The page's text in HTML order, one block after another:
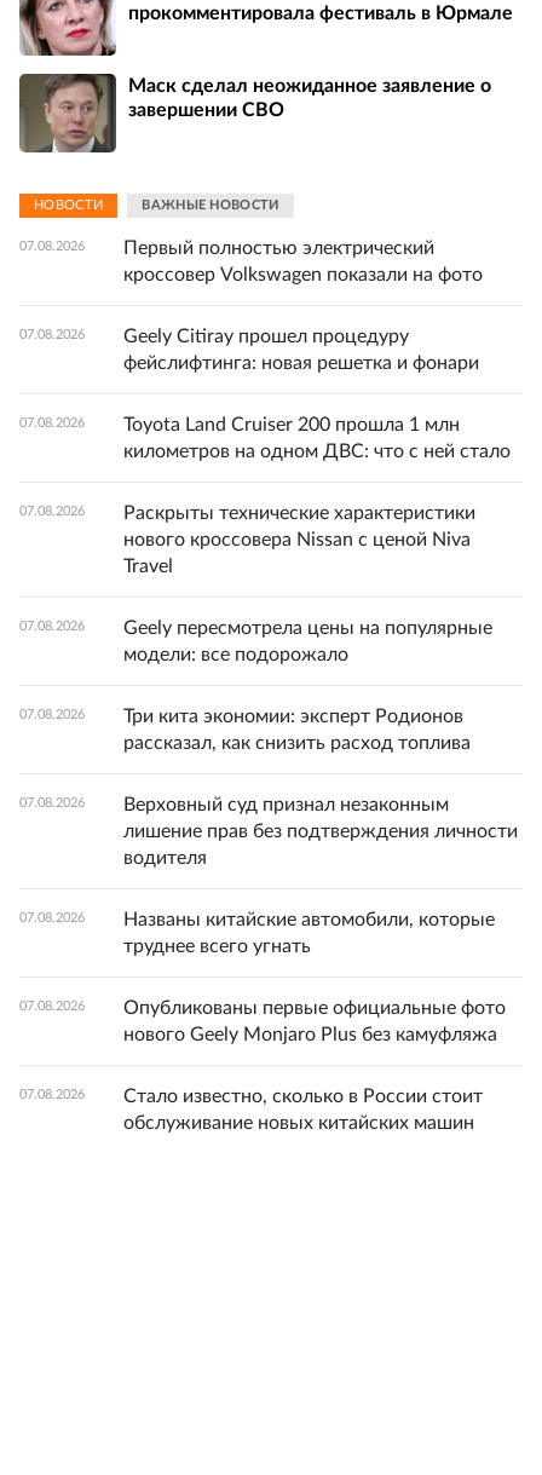
прокомментировала фестиваль в Юрмале
Маск сделал неожиданное заявление о
завершении СВО
НОВОСТИ ВАЖНЫЕ НОВОСТИ
07.08.2026
Первый полностью электрический
кроссовер Volkswagen показали на фото
07.08.2026
Geely Citiray прошел процедуру
фейслифтинга: новая решетка и фонари
07.08.2026
Toyota Land Cruiser 200 прошла 1 млн
километров на одном ДВС: что с ней стало
07.08.2026
Раскрыты технические характеристики
нового кроссовера Nissan с ценой Niva
Travel
07.08.2026
Geely пересмотрела цены на популярные
модели: все подорожало
07.08.2026
Три кита экономии: эксперт Родионов
рассказал, как снизить расход топлива
07.08.2026
Верховный суд признал незаконным
лишение прав без подтверждения личности
водителя
07.08.2026
Названы китайские автомобили, которые
труднее всего угнать
07.08.2026
Опубликованы первые официальные фото
нового Geely Monjaro Plus без камуфляжа
07.08.2026
Стало известно, сколько в России стоит
обслуживание новых китайских машин